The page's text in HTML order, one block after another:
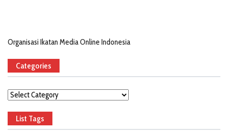
Organisasi Ikatan Media Online Indonesia
Categories
Categories
List Tags